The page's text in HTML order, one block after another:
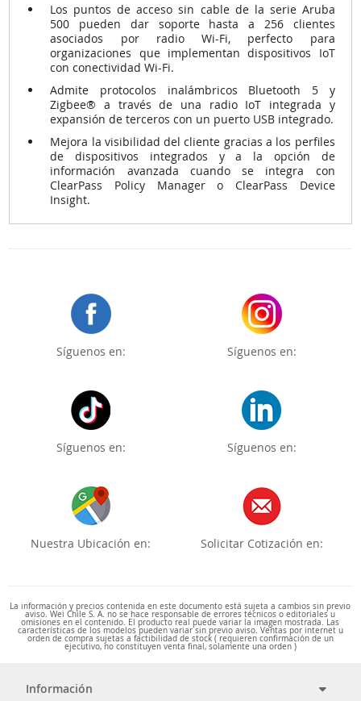
Los puntos de acceso sin cable de la serie Aruba
500 pueden dar soporte hasta a 256 clientes
asociados por radio Wi-Fi, perfecto para
organizaciones que implementan dispositivos IoT
con conectividad Wi-Fi.
Admite protocolos inalámbricos Bluetooth 5 y
Zigbee® a través de una radio IoT integrada y
expansión de terceros con un puerto USB integrado.
Mejora la visibilidad del cliente gracias a los perfiles
de dispositivos integrados y a la opción de
información avanzada cuando se integra con
ClearPass Policy Manager o ClearPass Device
Insight.
Síguenos en: Síguenos en:
Síguenos en: Síguenos en:
Nuestra Ubicación en: Solicitar Cotización en:
La información y precios contenida en este documento está sujeta a cambios sin previo
aviso. Wei Chile S. A. no se hace responsable de errores técnicos o editoriales u
omisiones en el contenido. El producto real puede variar la imagen mostrada. Las
características de los modelos pueden variar sin previo aviso. Ventas por internet u
orden de compra sujetas a factibilidad de stock ( requieren confirmación de un
ejecutivo, no constituyen venta final, solamente una orden )
Información